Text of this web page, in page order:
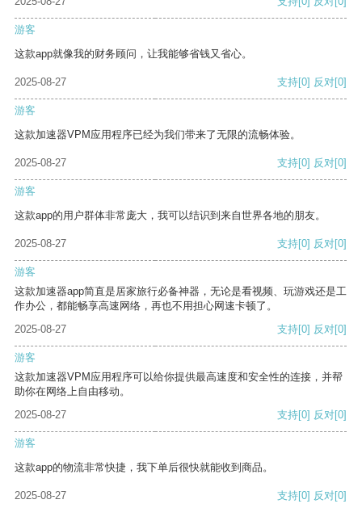
游客
这款app就像我的财务顾问，让我能够省钱又省心。
2025-08-27 支持[0] 反对[0]
游客
这款加速器VPM应用程序已经为我们带来了无限的流畅体验。
2025-08-27 支持[0] 反对[0]
游客
这款app的用户群体非常庞大，我可以结识到来自世界各地的朋友。
2025-08-27 支持[0] 反对[0]
游客
这款加速器app简直是居家旅行必备神器，无论是看视频、玩游戏还是工
作办公，都能畅享高速网络，再也不用担心网速卡顿了。
2025-08-27
支持[0] 反对[0]
游客
这款加速器VPM应用程序可以给你提供最高速度和安全性的连接，并帮
助你在网络上自由移动。
2025-08-27
支持[0] 反对[0]
游客
这款app的物流非常快捷，我下单后很快就能收到商品。
2025-08-27 支持[0] 反对[0]